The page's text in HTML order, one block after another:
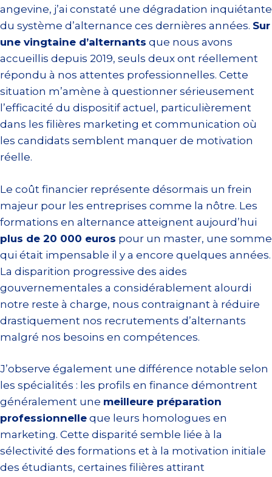
angevine, j’ai constaté une dégradation inquiétante
du système d’alternance ces dernières années. Sur
une vingtaine d’alternants que nous avons
accueillis depuis 2019, seuls deux ont réellement
répondu à nos attentes professionnelles. Cette
situation m’amène à questionner sérieusement
l’efficacité du dispositif actuel, particulièrement
dans les filières marketing et communication où
les candidats semblent manquer de motivation
réelle.
Le coût financier représente désormais un frein
majeur pour les entreprises comme la nôtre. Les
formations en alternance atteignent aujourd’hui
plus de 20 000 euros pour un master, une somme
qui était impensable il y a encore quelques années.
La disparition progressive des aides
gouvernementales a considérablement alourdi
notre reste à charge, nous contraignant à réduire
drastiquement nos recrutements d’alternants
malgré nos besoins en compétences.
J’observe également une différence notable selon
les spécialités : les profils en finance démontrent
généralement une meilleure préparation
professionnelle que leurs homologues en
marketing. Cette disparité semble liée à la
sélectivité des formations et à la motivation initiale
des étudiants, certaines filières attirant